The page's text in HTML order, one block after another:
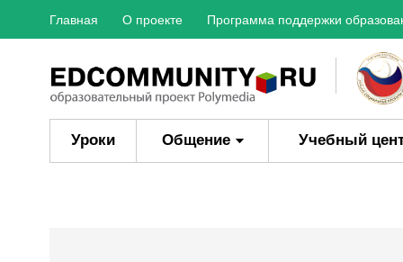
Главная О проекте Программа поддержки
Уроки Общение Учебный